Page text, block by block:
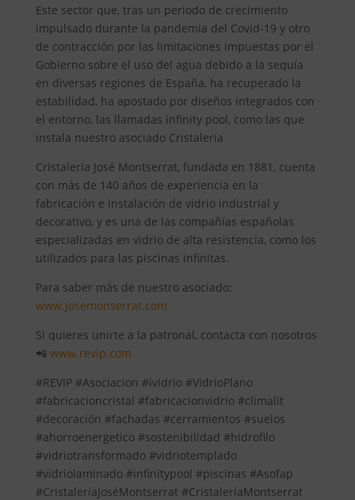
Este sector que, tras un periodo de crecimiento
impulsado durante la pandemia del Covid-19 y otro
de contracción por las limitaciones impuestas por el
Gobierno sobre el uso del agua debido a la sequía
en diversas regiones de España, ha recuperado la
estabilidad, ha apostado por diseños integrados con
el entorno, las llamadas infinity pool, como las que
instala nuestro asociado Cristalería
Cristalería José Montserrat, fundada en 1881, cuenta
con más de 140 años de experiencia en la
fabricación e instalación de vidrio industrial y
decorativo, y es una de las compañías españolas
especializadas en vidrio de alta resistencia, como los
utilizados para las piscinas infinitas.
Para saber más de nuestro asociado:
www.josemonserrat.com
Si quieres unirte a la patronal, contacta con nosotros
📲 www.revip.com
#REVIP #Asociacion #ividrio #VidrioPlano
#fabricacioncristal #fabricacionvidrio #climalit
#decoración #fachadas #cerramientos #suelos
#ahorroenergetico #sostenibilidad #hidrofilo
#vidriotransformado #vidriotemplado
#vidriolaminado #infinitypool #piscinas #Asofap
#CristaleríaJoséMontserrat #CristaleríaMontserrat